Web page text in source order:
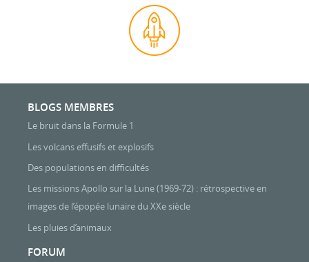
BLOGS MEMBRES
Le bruit dans la Formule 1
Les volcans effusifs et explosifs
Des populations en difficultés
Les missions Apollo sur la Lune (1969-72) : rétrospective en
images de l’épopée lunaire du XXe siècle
Les pluies d’animaux
FORUM